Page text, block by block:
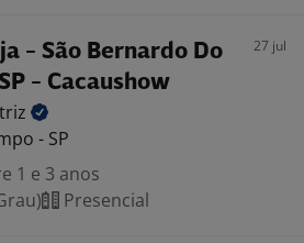
- São Bernardo Do
- Cacaushow
27 jul
- SP
1 e 3 anos
Presencial